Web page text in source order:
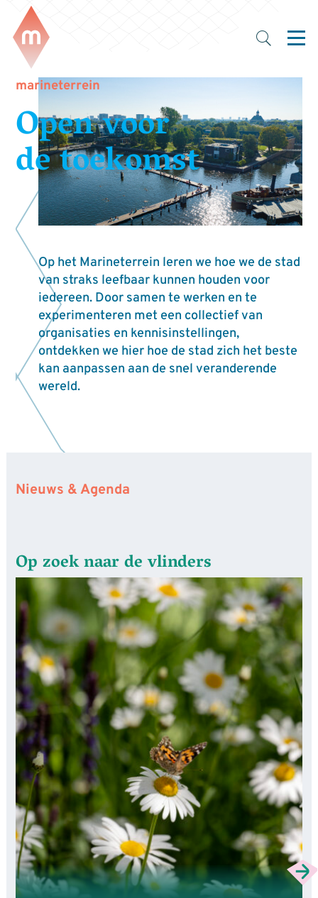
marineterrein
Open voor
de toekomst
Op het Marineterrein leren we hoe we de stad
van straks leefbaar kunnen houden voor
iedereen. Door samen te werken en te
experimenteren met een collectief van
organisaties en kennisinstellingen,
ontdekken we hier hoe de stad zich het beste
kan aanpassen aan de snel veranderende
wereld.
Nieuws & Agenda
Op zoek naar de vlinders